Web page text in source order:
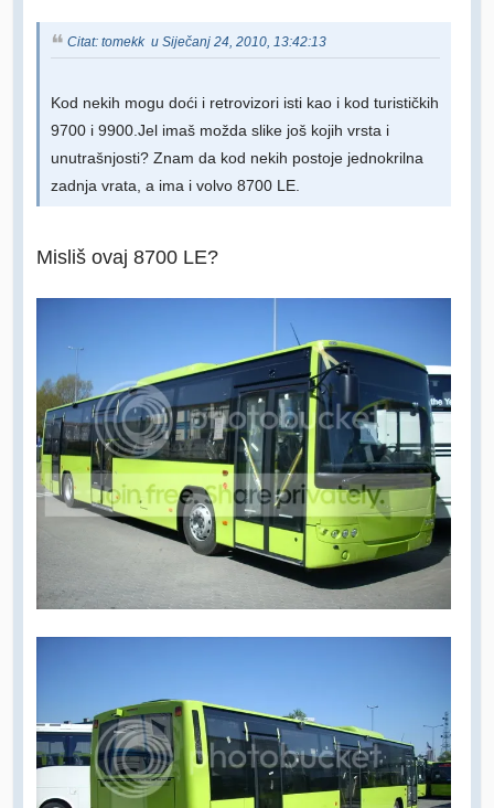
Citat: tomekk u Siječanj 24, 2010, 13:42:13
Kod nekih mogu doći i retrovizori isti kao i kod turističkih
9700 i 9900.Jel imaš možda slike još kojih vrsta i
unutrašnjosti? Znam da kod nekih postoje jednokrilna
zadnja vrata, a ima i volvo 8700 LE.
Misliš ovaj 8700 LE?